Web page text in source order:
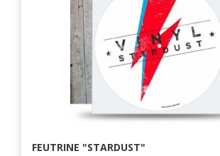
FEUTRINE "STARDUST"